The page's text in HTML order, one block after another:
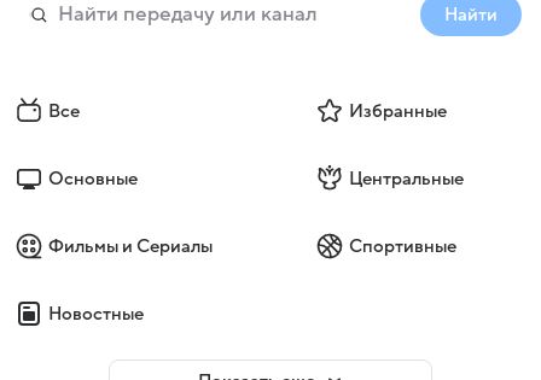
Найти
Все Избранные
Основные Центральные
Фильмы и Сериалы Спортивные
Новостные